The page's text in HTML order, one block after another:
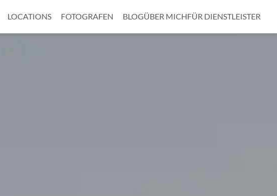
LOCATIONS FOTOGRAFEN BLOGÜBER MICHFÜR DIENSTLEISTER